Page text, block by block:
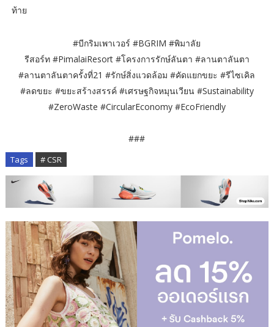
ท้าย
#บีกริมเพาเวอร์ #BGRIM #พิมาลัย
รีสอร์ท #PimalaiResort #โครงการรักษ์ลันตา #ลานตาลันตา
#ลานตาลันตาครั้งที่21 #รักษ์สิ่งแวดล้อม #คัดแยกขยะ #รีไซเคิล
#ลดขยะ #ขยะสร้างสรรค์ #เศรษฐกิจหมุนเวียน #Sustainability
#ZeroWaste #CircularEconomy #EcoFriendly
###
Tags # CSR